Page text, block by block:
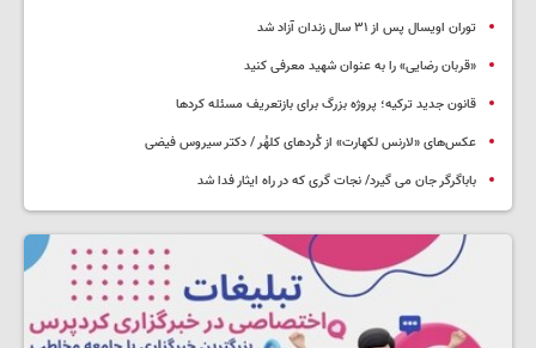
توران اویسال پس از ۳۱ سال زندان آزاد شد
«قربان رضایی» را به عنوان شهید معرفی کنید
قانون جدید ترکیه؛ پروژه بزرگ‌ برای بازتعریف مسئله کردها
عکس‌های «لارنس لکهارت» از کُردهای کلهُر / دکتر سیروس فیضی
باباگرگر جان می گیرد/ نجات گری که در راه ایثار فدا شد